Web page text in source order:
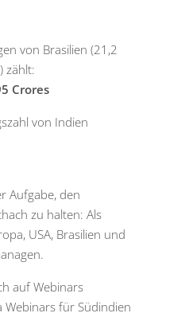
von Brasilien (21,2
zählt:
Crores
von Indien
Aufgabe, den
zu halten: Als
USA, Brasilien und
auf Webinars
für Südindien